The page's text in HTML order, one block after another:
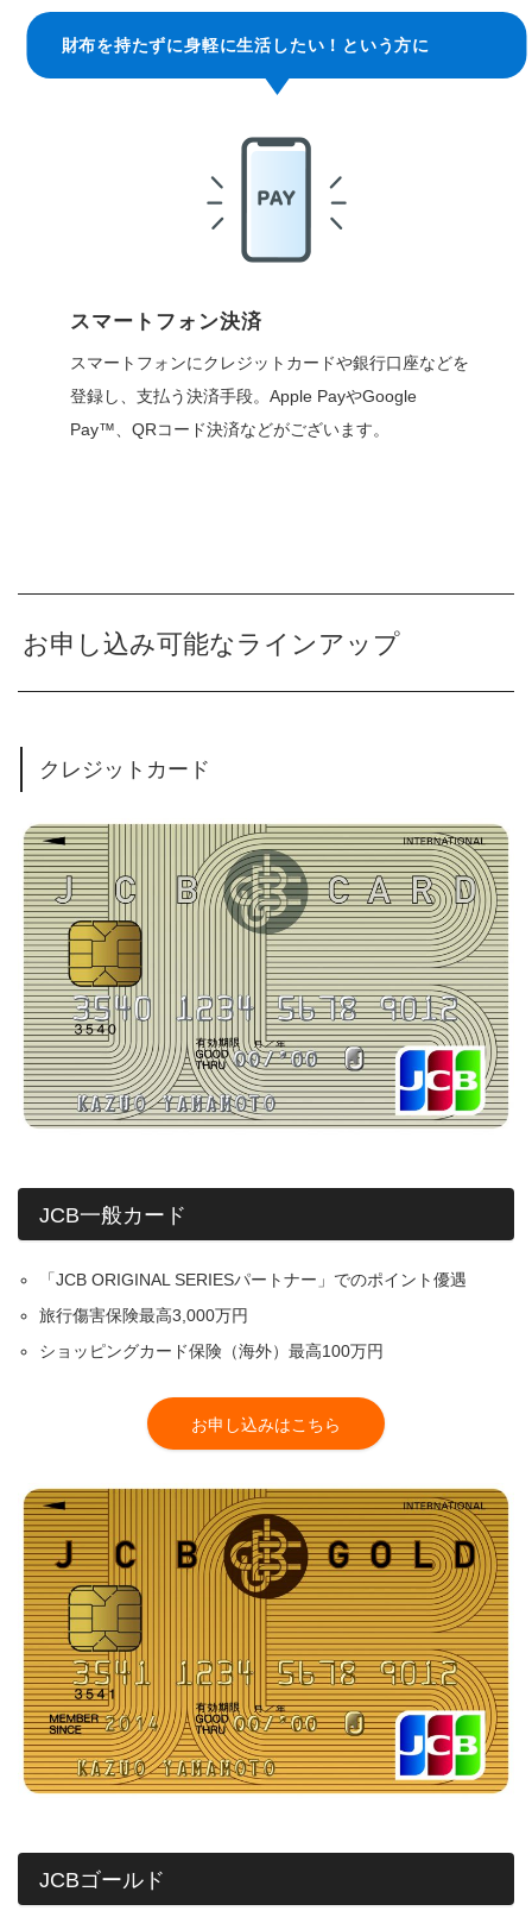
財布を持たずに身軽に生活したい！という方に
スマートフォン決済
スマートフォンにクレジットカードや銀行口座などを
登録し、支払う決済手段。Apple PayやGoogle
Pay™、QRコード決済などがございます。
お申し込み可能なラインアップ
クレジットカード
JCB一般カード
「JCB ORIGINAL SERIESパートナー」でのポイント優遇
旅行傷害保険最高3,000万円
ショッピングカード保険（海外）最高100万円
お申し込みはこちら
JCBゴールド